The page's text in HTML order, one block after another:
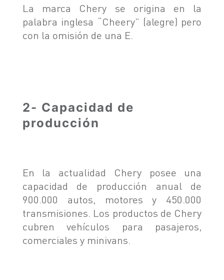
La marca Chery se origina en la
palabra inglesa “Cheery” (alegre) pero
con la omisión de una E.
2- Capacidad de
producción
En la actualidad Chery posee una
capacidad de producción anual de
900.000 autos, motores y 450.000
transmisiones. Los productos de Chery
cubren vehículos para pasajeros,
comerciales y minivans.